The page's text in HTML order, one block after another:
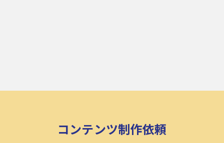
コンテンツ制作依頼